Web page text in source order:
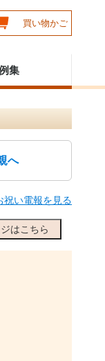
買い物かご
集
へ
祝い電報を見る
はこちら